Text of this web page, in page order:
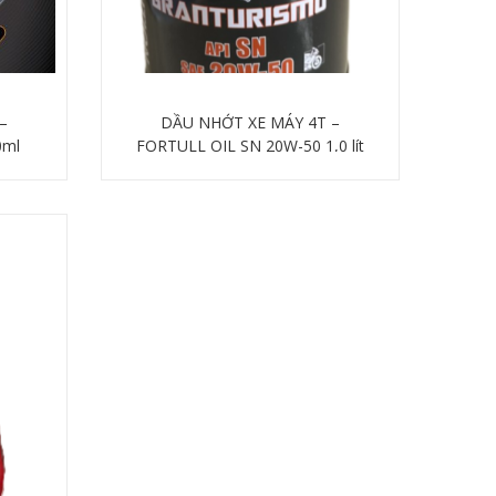
DẦU NHỚT XE MÁY 4T –
FORTULL OIL SN 20W-50 1,0 lít